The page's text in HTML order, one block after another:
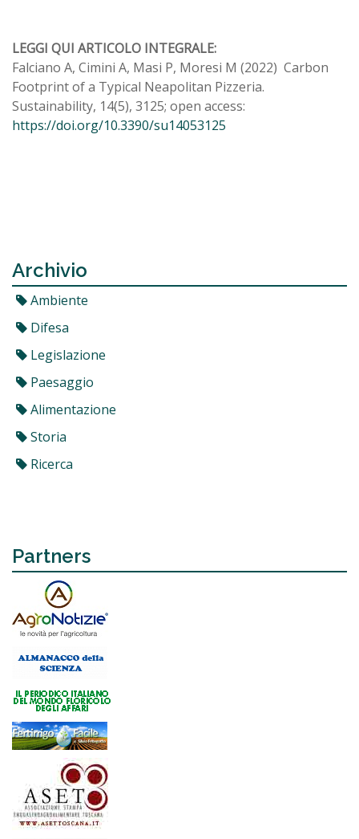
LEGGI QUI ARTICOLO INTEGRALE:
Falciano A, Cimini A, Masi P, Moresi M (2022) Carbon
Footprint of a Typical Neapolitan Pizzeria.
Sustainability, 14(5), 3125; open access:
https://doi.org/10.3390/su14053125
Archivio
Ambiente
Difesa
Legislazione
Paesaggio
Alimentazione
Storia
Ricerca
Partners